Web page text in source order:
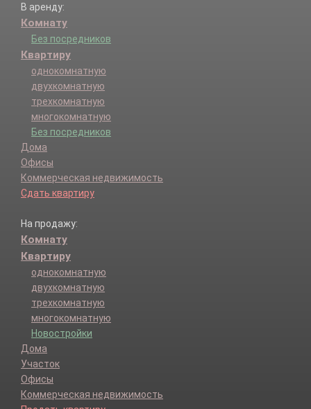
В аренду:
Комнату
Без посредников
Квартиру
однокомнатную
двухкомнатную
трехкомнатную
многокомнатную
Без посредников
Дома
Офисы
Коммерческая недвижимость
Сдать квартиру
На продажу:
Комнату
Квартиру
однокомнатную
двухкомнатную
трехкомнатную
многокомнатную
Новостройки
Дома
Участок
Офисы
Коммерческая недвижимость